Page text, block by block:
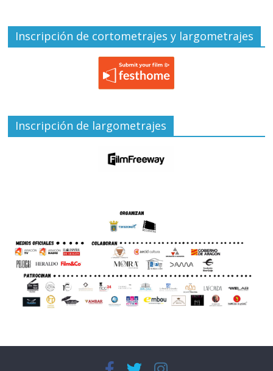
Inscripción de cortometrajes y largometrajes
Inscripción de largometrajes